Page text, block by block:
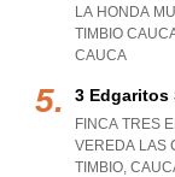
LA HONDA
TIMBIO
CAUCA
3 Edgaritos
FINCA TRES
VEREDA LAS
TIMBIO,